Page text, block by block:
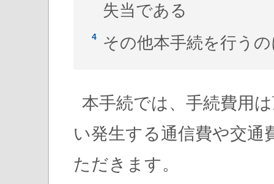
失当である
その他本手続を行う
本手続では、手続費用
い発生する通信費や交通
ただきます。